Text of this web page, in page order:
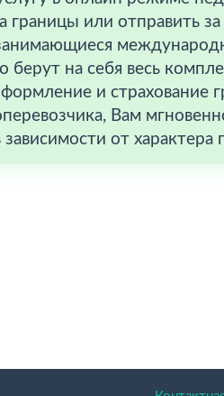
границы или отправить
на себя весь
и страхование
Вам
от характера